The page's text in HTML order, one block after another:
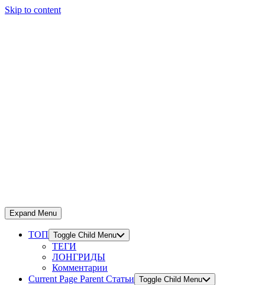
Skip to content
Expand Menu
ТОП Toggle Child Menu
ТЕГИ
ЛОНГРИДЫ
Комментарии
Current Page Parent Статьи Toggle Child Menu